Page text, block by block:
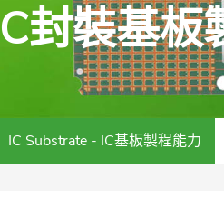
封裝基板
IC Substrate - IC基板製程能力